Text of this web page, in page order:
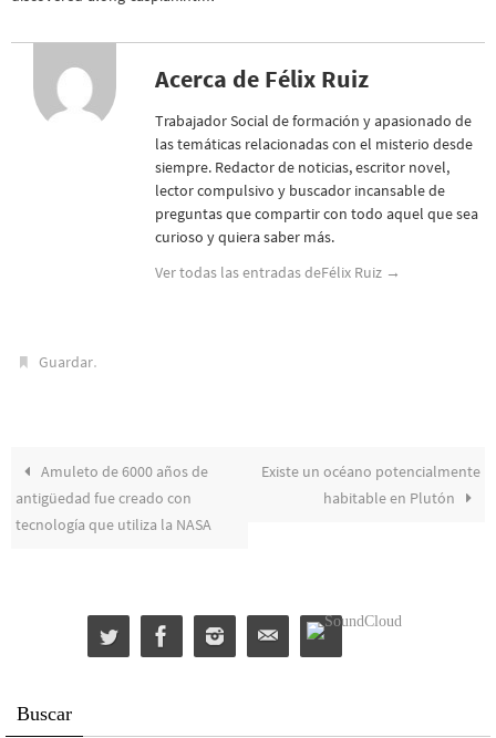
Acerca de Félix Ruiz
Trabajador Social de formación y apasionado de
las temáticas relacionadas con el misterio desde
siempre. Redactor de noticias, escritor novel,
lector compulsivo y buscador incansable de
preguntas que compartir con todo aquel que sea
curioso y quiera saber más.
Ver todas las entradas deFélix Ruiz →
Guardar.
Amuleto de 6000 años de
antigüedad fue creado con
tecnología que utiliza la NASA
Existe un océano potencialmente
habitable en Plutón
Buscar